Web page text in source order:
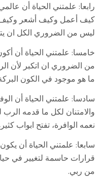
رابعا: علمتني الحياة أن
كيف أعمل وكيف أشعر وكيف
ليس من الضروري الكل ان
خامسا: علمتني الحياة أن
من الضروري ان اتكبر لأن
ما هو موجود في الكون
سادسا: علمتني الحياة أن
والامتنان لكل ما قدمه
نعمه الوافرة، تفتح ابواب
سابعا: علمتني الحياة أن
قرارات حاسمة لتغيير في
من ربي.